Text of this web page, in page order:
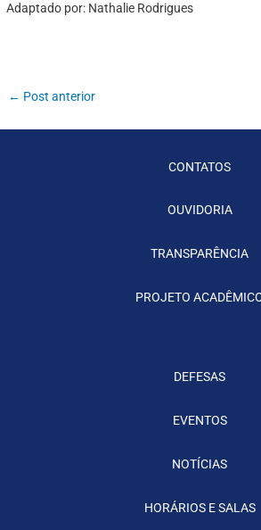
Adaptado por: Nathalie Rodrigues
← Post anterior
CONTATOS
OUVIDORIA
TRANSPARÊNCIA
PROJETO
DEFESAS
EVENTOS
NOTÍCIAS
HORÁRIOS E SALAS